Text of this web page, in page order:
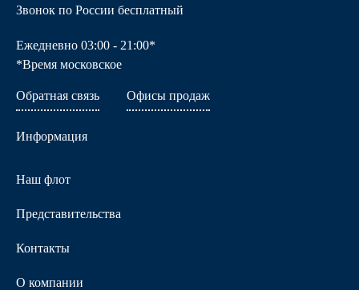
Звонок по России бесплатный
Ежедневно 03:00 - 21:00*
*Время московское
Обратная связь Офисы продаж
Информация
Наш флот
Представительства
Контакты
О компании